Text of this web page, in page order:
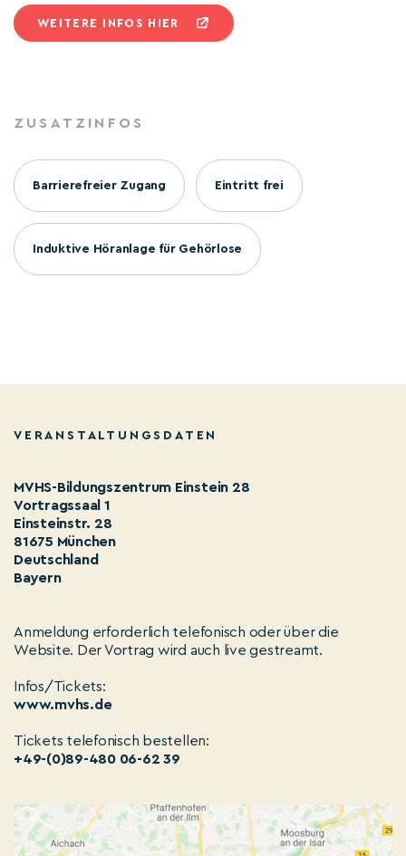
WEITERE INFOS HIER
ZUSATZINFOS
Barrierefreier Zugang Eintritt frei
Induktive Höranlage für Gehörlose
VERANSTALTUNGSDATEN
MVHS-Bildungszentrum Einstein 28
Vortragssaal 1
Einsteinstr. 28
81675 München
Deutschland
Bayern
Anmeldung erforderlich telefonisch oder über die
Website. Der Vortrag wird auch live gestreamt.
Infos/Tickets:
www.mvhs.de
Tickets telefonisch bestellen:
+49-(0)89-480 06-62 39